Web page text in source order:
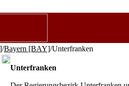
/Bayern [BAY]/Unterfranken
Unterfranken